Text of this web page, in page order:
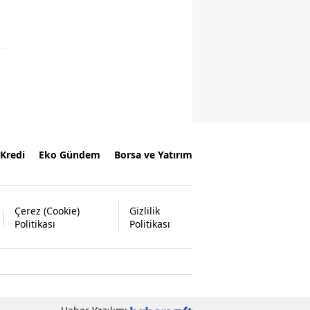
Kredi Eko Gündem Borsa ve Yatırım
Çerez (Cookie)
Politikası
Gizlilik
Politikası